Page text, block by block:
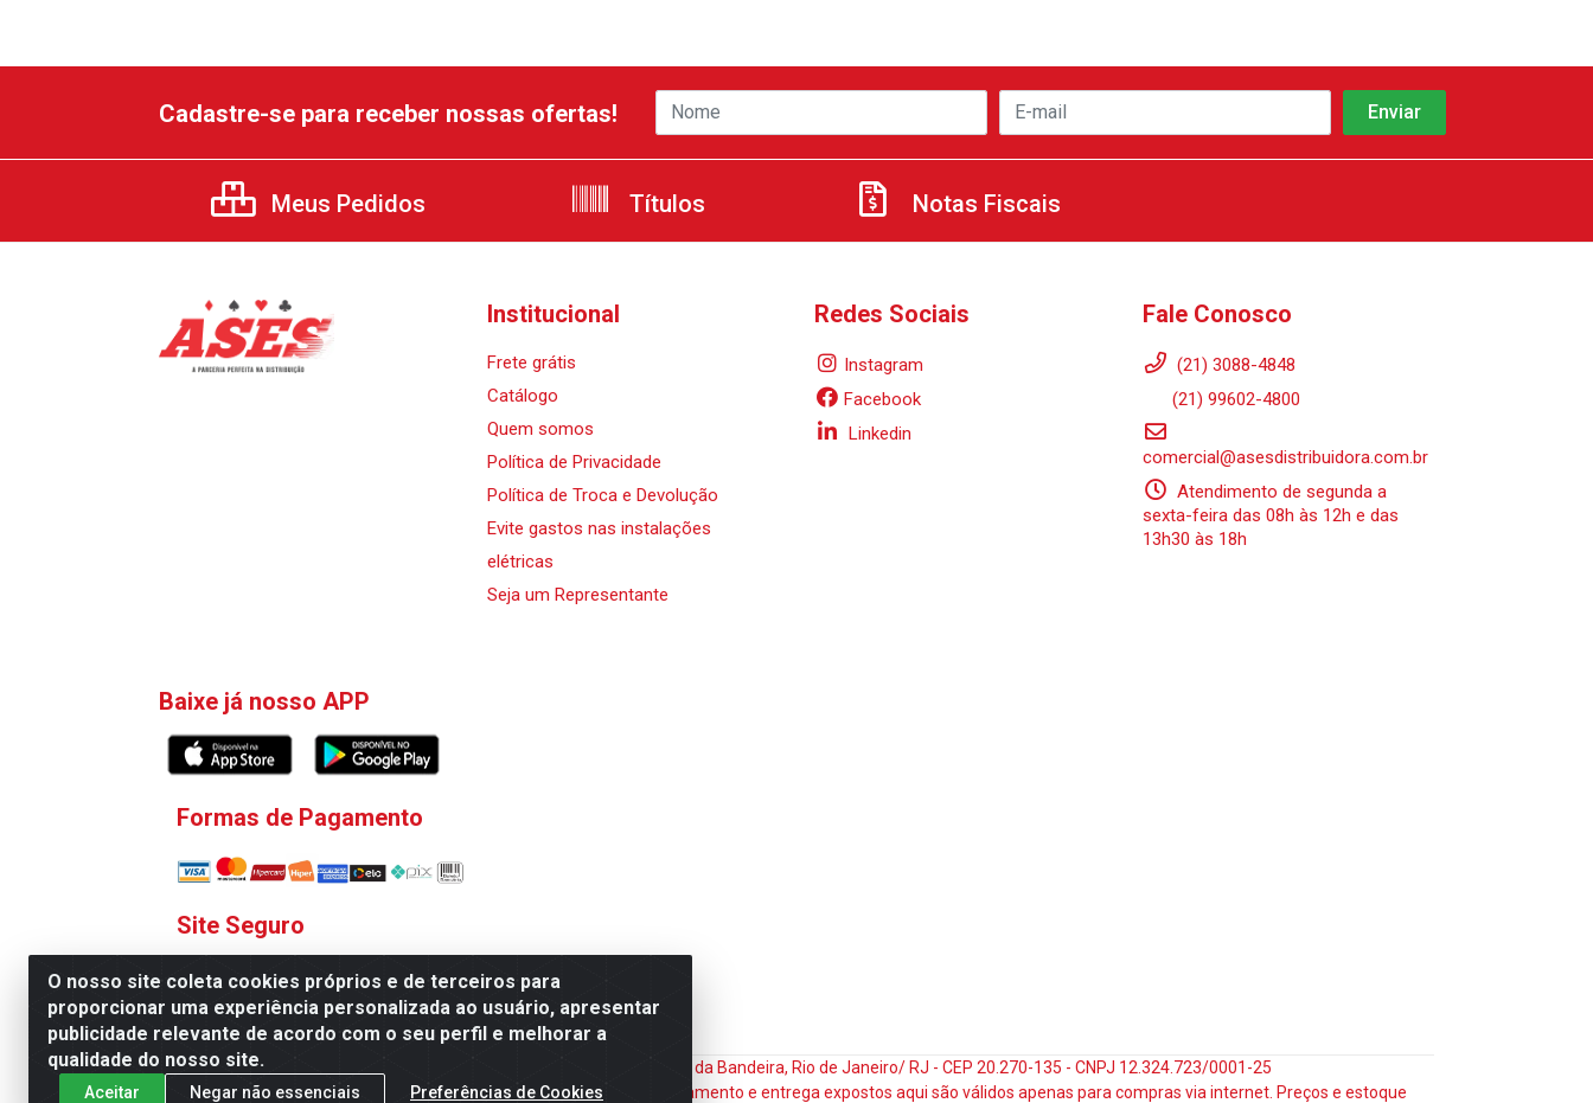
O nosso site coleta cookies próprios e de terceiros para
proporcionar uma experiência personalizada ao usuário, apresentar
publicidade relevante de acordo com o seu perfil e melhorar a
qualidade do nosso site.
Aceitar Negar não essenciais Preferências de Cookies
Cadastre-se para receber nossas ofertas!
Meus Pedidos Títulos Notas Fiscais
Institucional
Frete grátis
Catálogo
Quem somos
Política de Privacidade
Política de Troca e Devolução
Evite gastos nas instalações
elétricas
Seja um Representante
Redes Sociais
Instagram
Facebook
Linkedin
Fale Conosco
(21) 3088-4848
(21) 99602-4800
comercial@asesdistribuidora.com.br
Atendimento de segunda a
sexta-feira das 08h às 12h e das
13h30 às 18h
Baixe já nosso APP
Formas de Pagamento
Site Seguro
V. C. Ferragens LTDA - Rua do Matoso, 132 - Praça da Bandeira, Rio de Janeiro/ RJ - CEP 20.270-135 - CNPJ 12.324.723/0001-25
Todas as regras de promoções, descontos, preços e prazos de pagamento e entrega expostos aqui são válidos apenas para compras via internet. Preços e estoque